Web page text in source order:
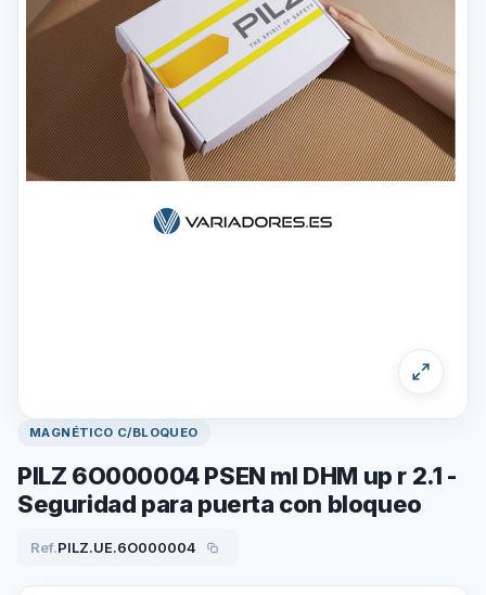
MAGNÉTICO C/BLOQUEO
PILZ 6O000004 PSEN ml DHM up r 2.1 -
Seguridad para puerta con bloqueo
Ref.PILZ.UE.6O000004